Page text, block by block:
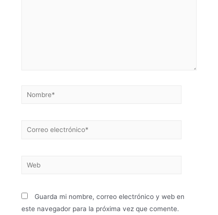
Guarda mi nombre, correo electrónico y web en
este navegador para la próxima vez que comente.